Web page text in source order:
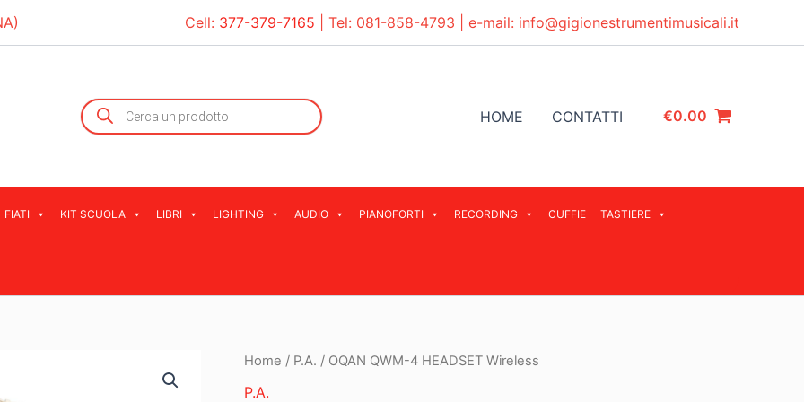
Cell: 377-379-7165 | Tel: 081-858-4793 | e-mail: info@gigionestrumentimusicali.it
Products
search
HOME CONTATTI €0.00
FIATI KIT SCUOLA LIBRI LIGHTING AUDIO PIANOFORTI RECORDING CUFFIE TASTIERE
Home / P.A. / OQAN QWM-4 HEADSET Wireless
P.A.